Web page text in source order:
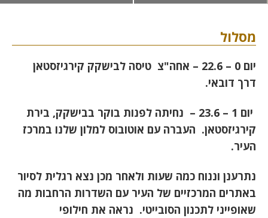
מסלול
יום 0 – 22.6 – אחה"צ טיסה לבישקק קירגיזסטאן
דרך דובאי.
יום 1 – 23.6 – נחיתה לפנות בוקר בבישקק, בירת
קירגיזסטאן. העברה עם אוטובוס למלון שלנו במרכז
העיר.
נתרענן וננוח כמה שעות ולאחר מכן נצא רגלית לסיור
באתרים המרכזיים של העיר עם השדרות הרחבות מה
שאופייני לתכנון הסובייטי. נראה את חילופי